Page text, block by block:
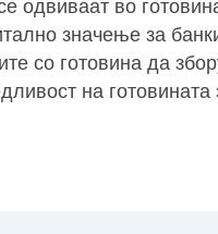
одвиваат во
значење за
со готовина да
на